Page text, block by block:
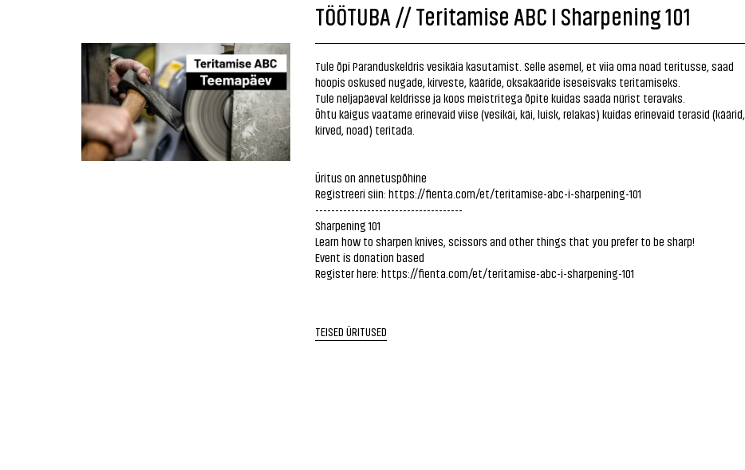
TÖÖTUBA // Teritamise ABC I Sharpening 101
Tule õpi Paranduskeldris vesikäia kasutamist. Selle asemel, et viia oma noad teritusse, saad
hoopis oskused nugade, kirveste, kääride, oksakääride iseseisvaks teritamiseks.
Tule neljapäeval keldrisse ja koos meistritega õpite kuidas saada nürist teravaks.
Õhtu käigus vaatame erinevaid viise (vesikäi, käi, luisk, relakas) kuidas erinevaid terasid (käärid,
kirved, noad) teritada.
Üritus on annetuspõhine
Registreeri siin: https://fienta.com/et/teritamise-abc-i-sharpening-101
-------------------------------------
Sharpening 101
Learn how to sharpen knives, scissors and other things that you prefer to be sharp!
Event is donation based
Register here: https://fienta.com/et/teritamise-abc-i-sharpening-101
TEISED ÜRITUSED